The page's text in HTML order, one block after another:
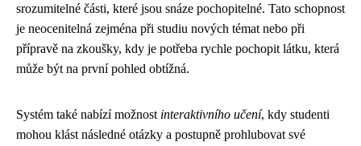
srozumitelné části, které jsou snáze pochopitelné. Tato schopnost
je neocenitelná zejména při studiu nových témat nebo při
přípravě na zkoušky, kdy je potřeba rychle pochopit látku, která
může být na první pohled obtížná.
Systém také nabízí možnost interaktivního učení, kdy studenti
mohou klást následné otázky a postupně prohlubovat své